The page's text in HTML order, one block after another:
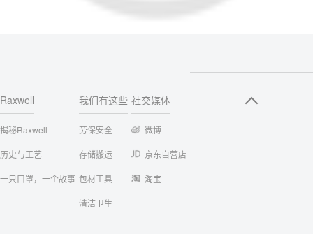
Raxwell
揭秘Raxwell
历史与工艺
一只口罩，一个故事
我们有这些
劳保安全
存储搬运
包材工具
清洁卫生
社交媒体
微博
京东自营店
淘宝